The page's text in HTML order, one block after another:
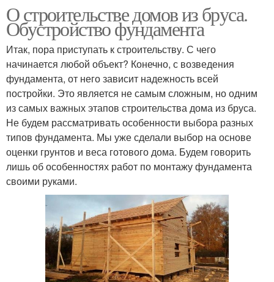
О строительстве домов из бруса.
Обустройство фундамента
Итак, пора приступать к строительству. С чего
начинается любой объект? Конечно, с возведения
фундамента, от него зависит надежность всей
постройки. Это является не самым сложным, но одним
из самых важных этапов строительства дома из бруса.
Не будем рассматривать особенности выбора разных
типов фундамента. Мы уже сделали выбор на основе
оценки грунтов и веса готового дома. Будем говорить
лишь об особенностях работ по монтажу фундамента
своими руками.